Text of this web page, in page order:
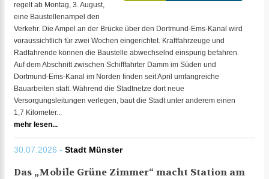
regelt ab Montag, 3. August,
eine Baustellenampel den
Verkehr. Die Ampel an der Brücke über den Dortmund-Ems-Kanal wird
voraussichtlich für zwei Wochen eingerichtet. Kraftfahrzeuge und
Radfahrende können die Baustelle abwechselnd einspurig befahren.
Auf dem Abschnitt zwischen Schifffahrter Damm im Süden und
Dortmund-Ems-Kanal im Norden finden seit April umfangreiche
Bauarbeiten statt. Während die Stadtnetze dort neue
Versorgungsleitungen verlegen, baut die Stadt unter anderem einen
1,7 Kilometer...
mehr lesen...
30.07.2026 - Stadt Münster
Das „Mobile Grüne Zimmer“ macht Station am